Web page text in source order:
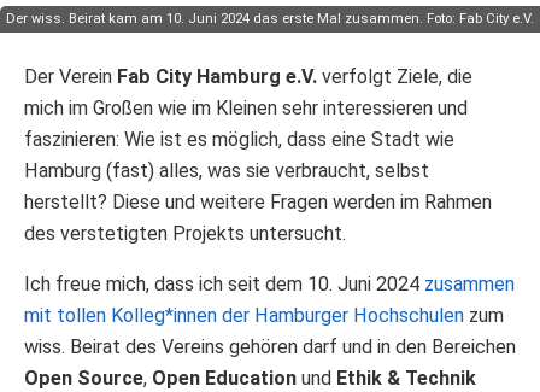
Der wiss. Beirat kam am 10. Juni 2024 das erste Mal zusammen. Foto: Fab City e.V.
Der Verein Fab City Hamburg e.V. verfolgt Ziele, die
mich im Großen wie im Kleinen sehr interessieren und
faszinieren: Wie ist es möglich, dass eine Stadt wie
Hamburg (fast) alles, was sie verbraucht, selbst
herstellt? Diese und weitere Fragen werden im Rahmen
des verstetigten Projekts untersucht.
Ich freue mich, dass ich seit dem 10. Juni 2024 zusammen
mit tollen Kolleg*innen der Hamburger Hochschulen zum
wiss. Beirat des Vereins gehören darf und in den Bereichen
Open Source, Open Education und Ethik & Technik